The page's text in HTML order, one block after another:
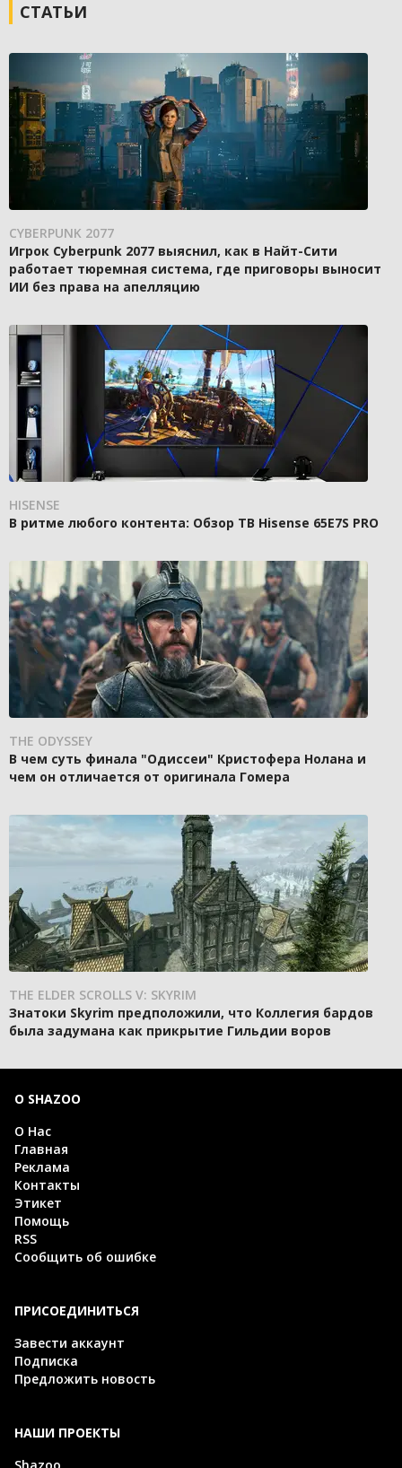
СТАТЬИ
CYBERPUNK 2077
Игрок Cyberpunk 2077 выяснил, как в Найт-Сити
работает тюремная система, где приговоры выносит
ИИ без права на апелляцию
HISENSE
В ритме любого контента: Обзор ТВ Hisense 65E7S PRO
THE ODYSSEY
В чем суть финала "Одиссеи" Кристофера Нолана и
чем он отличается от оригинала Гомера
THE ELDER SCROLLS V: SKYRIM
Знатоки Skyrim предположили, что Коллегия бардов
была задумана как прикрытие Гильдии воров
О SHAZOO
О Нас
Главная
Реклама
Контакты
Этикет
Помощь
RSS
Сообщить об ошибке
ПРИСОЕДИНИТЬСЯ
Завести аккаунт
Подписка
Предложить новость
НАШИ ПРОЕКТЫ